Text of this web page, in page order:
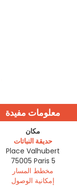
معلومات مفيدة
مكان
حديقة النباتات
Place Valhubert
75005 Paris 5
مخطط المسار
إمكانية الوصول